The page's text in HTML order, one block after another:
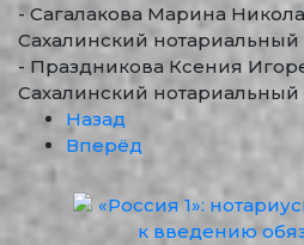
- Сагалакова Марина
Сахалинский нотариальный
- Праздникова Ксения
Сахалинский нотариальный
Назад
Вперёд